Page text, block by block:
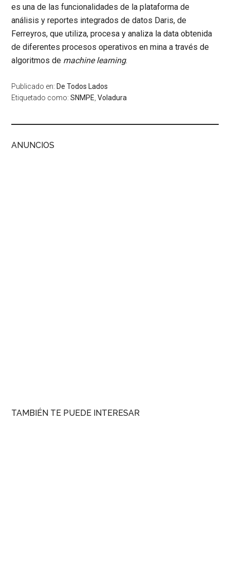
es una de las funcionalidades de la plataforma de
análisis y reportes integrados de datos Daris, de
Ferreyros, que utiliza, procesa y analiza la data obtenida
de diferentes procesos operativos en mina a través de
algoritmos de machine learning.
Publicado en: De Todos Lados
Etiquetado como:SNMPE ,Voladura
ANUNCIOS
TAMBIÉN TE PUEDE INTERESAR